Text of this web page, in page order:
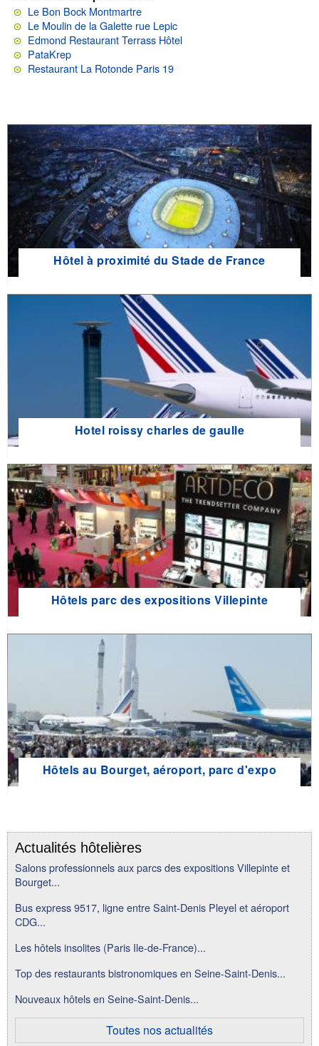
Le Bon Bock Montmartre
Le Moulin de la Galette rue Lepic
Edmond Restaurant Terrass Hôtel
PataKrep
Restaurant La Rotonde Paris 19
Hôtel à proximité du Stade de France
Hotel roissy charles de gaulle
Hôtels parc des expositions Villepinte
Hôtels au Bourget, aéroport, parc d'expo
Actualités hôtelières
Salons professionnels aux parcs des expositions Villepinte et
Bourget...
Bus express 9517, ligne entre Saint-Denis Pleyel et aéroport
CDG...
Les hôtels insolites (Paris Ile-de-France)...
Top des restaurants bistronomiques en Seine-Saint-Denis...
Nouveaux hôtels en Seine-Saint-Denis...
Toutes nos actualités